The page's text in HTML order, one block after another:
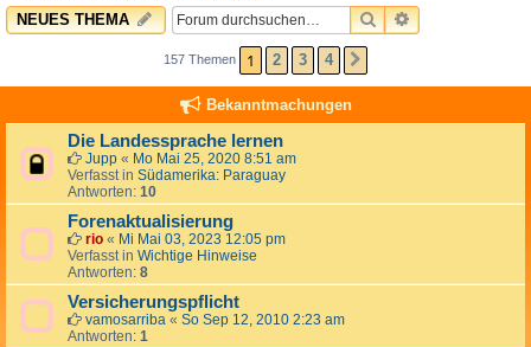
NEUES THEMA SUCHEERWEITERTE
157 Themen 1 2 3 4
Bekanntmachungen
Die Landessprache lernen
Jupp « Mo Mai 25, 2020 8:51 am
Verfasst in Südamerika: Paraguay
Antworten: 10
Forenaktualisierung
rio « Mi Mai 03, 2023 12:05 pm
Verfasst in Wichtige Hinweise
Antworten: 8
Versicherungspflicht
vamosarriba « So Sep 12, 2010 2:23 am
Antworten: 1